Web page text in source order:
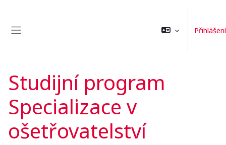
Přihlášení
Studijní program
Specializace v
ošetřovatelství